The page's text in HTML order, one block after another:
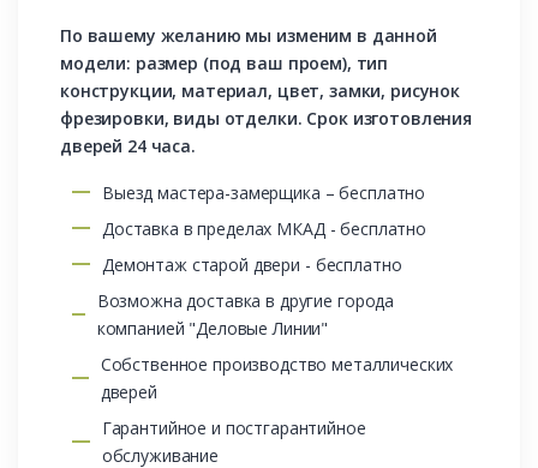
По вашему желанию мы изменим в данной
модели: размер (под ваш проем), тип
конструкции, материал, цвет, замки, рисунок
фрезировки, виды отделки. Срок изготовления
дверей 24 часа.
Выезд мастера-замерщика – бесплатно
Доставка в пределах МКАД - бесплатно
Демонтаж старой двери - бесплатно
Возможна доставка в другие города
компанией "Деловые Линии"
Собственное производство металлических
дверей
Гарантийное и постгарантийное
обслуживание